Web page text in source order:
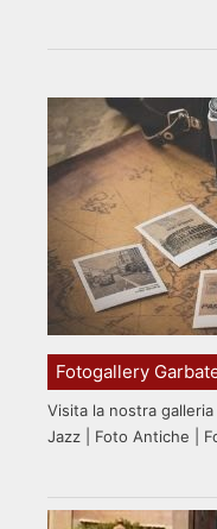
Fotogallery
Visita la nostra
Jazz | Foto Antiche |